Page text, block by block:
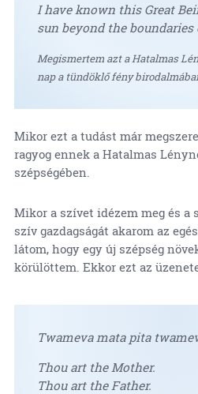
I have known this Great
sun beyond the
Megismertem azt a Hatalmas
nap a tündöklő fény
Mikor ezt a tudást már
ragyog ennek a Hatalmas
szépségében.
Mikor a szívet idézem meg és a
szív gazdagságát akarom az
látom, hogy egy új szépség
körülöttem. Ekkor ezt az
Twameva mata pita
Thou art the Mother.
Thou art the Father.